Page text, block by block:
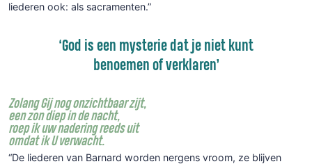
liederen ook: als sacramenten.”
‘God is een mysterie dat je niet kunt
benoemen of verklaren’
Zolang Gij nog onzichtbaar zijt,
een zon diep in de nacht,
roep ik uw nadering reeds uit
omdat ik U verwacht.
“De liederen van Barnard worden nergens vroom, ze blijven